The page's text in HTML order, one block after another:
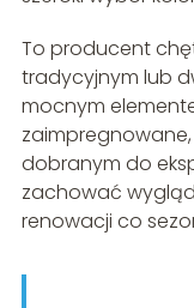
To producent
tradycyjnym lub
mocnym
dobranym do
zachować
renowacji co